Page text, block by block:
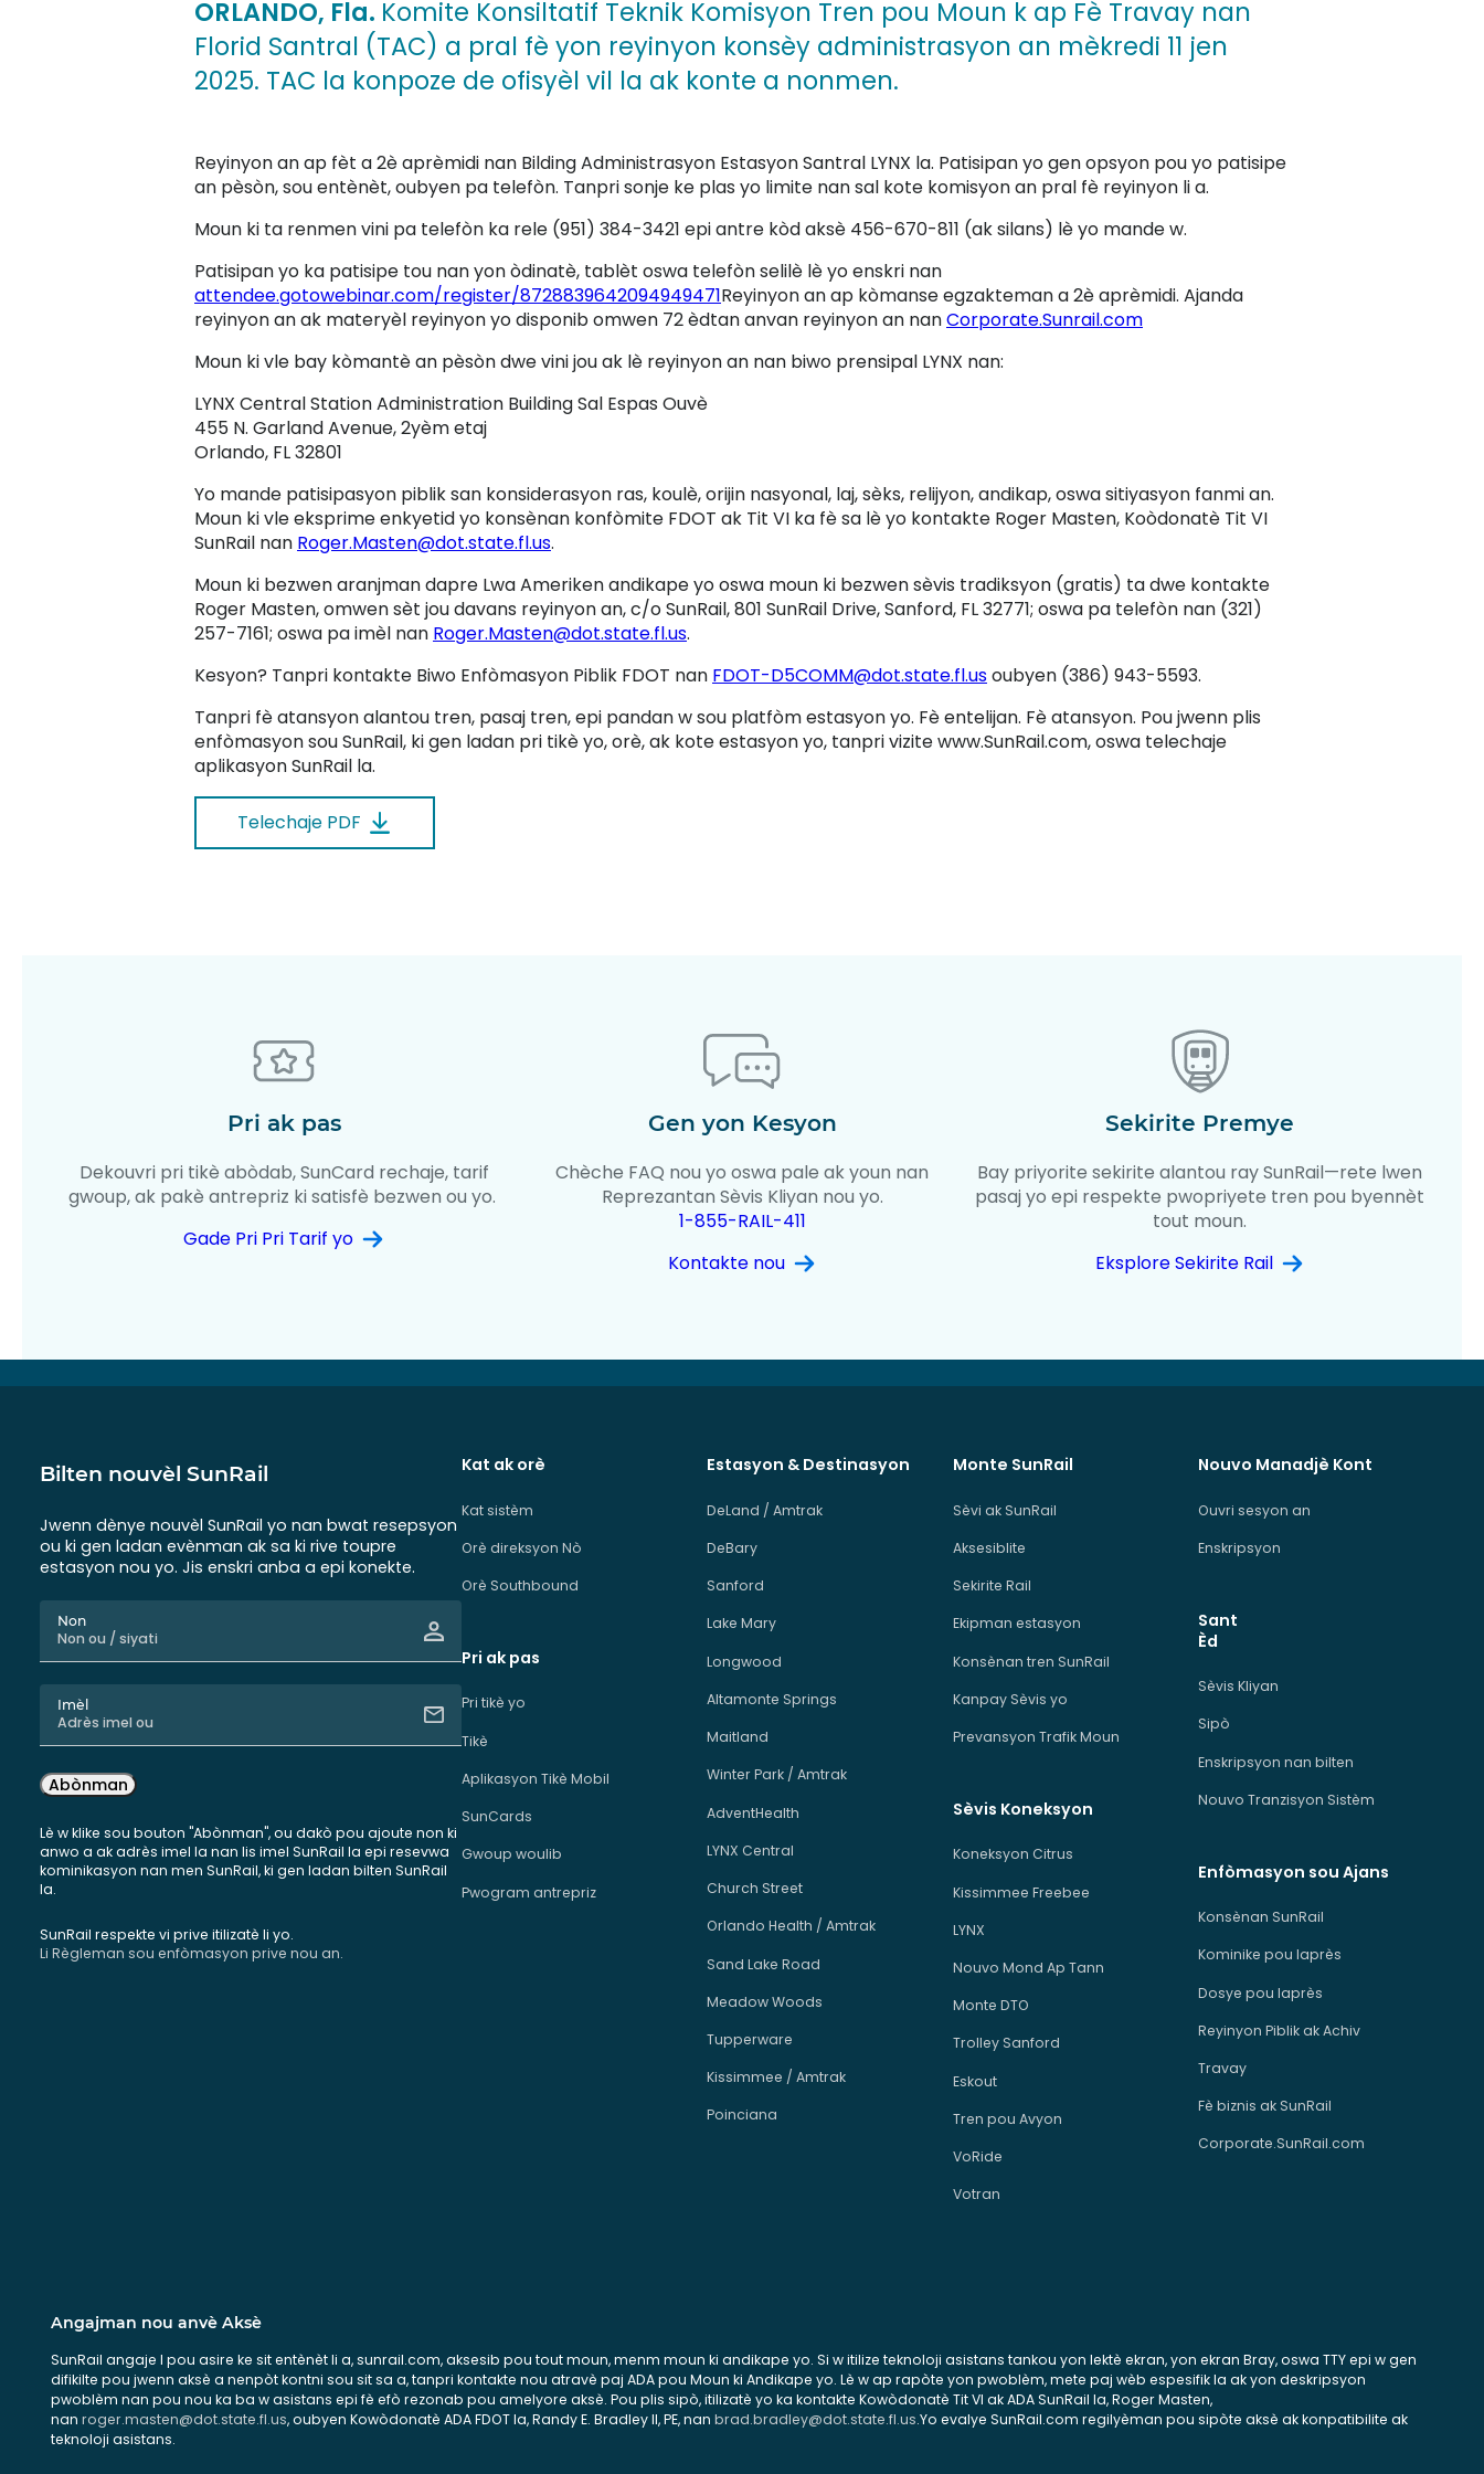
ORLANDO, Fla. Komite Konsiltatif Teknik Komisyon Tren pou Moun k ap Fè Travay nan
Florid Santral (TAC) a pral fè yon reyinyon konsèy administrasyon an mèkredi 11 jen
2025. TAC la konpoze de ofisyèl vil la ak konte a nonmen.
Reyinyon an ap fèt a 2è aprèmidi nan Bilding Administrasyon Estasyon Santral LYNX la. Patisipan yo gen opsyon pou yo patisipe
an pèsòn, sou entènèt, oubyen pa telefòn. Tanpri sonje ke plas yo limite nan sal kote komisyon an pral fè reyinyon li a.
Moun ki ta renmen vini pa telefòn ka rele (951) 384-3421 epi antre kòd aksè 456-670-811 (ak silans) lè yo mande w.
Patisipan yo ka patisipe tou nan yon òdinatè, tablèt oswa telefòn selilè lè yo enskri nan
attendee.gotowebinar.com/register/8728839642094949471Reyinyon an ap kòmanse egzakteman a 2è aprèmidi. Ajanda
reyinyon an ak materyèl reyinyon yo disponib omwen 72 èdtan anvan reyinyon an nanCorporate.Sunrail.com
Moun ki vle bay kòmantè an pèsòn dwe vini jou ak lè reyinyon an nan biwo prensipal LYNX nan:
LYNX Central Station Administration Building Sal Espas Ouvè
455 N. Garland Avenue, 2yèm etaj
Orlando, FL 32801
Yo mande patisipasyon piblik san konsiderasyon ras, koulè, orijin nasyonal, laj, sèks, relijyon, andikap, oswa sitiyasyon fanmi an.
Moun ki vle eksprime enkyetid yo konsènan konfòmite FDOT ak Tit VI ka fè sa lè yo kontakte Roger Masten, Koòdonatè Tit VI
SunRail nan Roger.Masten@dot.state.fl.us.
Moun ki bezwen aranjman dapre Lwa Ameriken andikape yo oswa moun ki bezwen sèvis tradiksyon (gratis) ta dwe kontakte
Roger Masten, omwen sèt jou davans reyinyon an, c/o SunRail, 801 SunRail Drive, Sanford, FL 32771; oswa pa telefòn nan (321)
257-7161; oswa pa imèl nan Roger.Masten@dot.state.fl.us.
Kesyon? Tanpri kontakte Biwo Enfòmasyon Piblik FDOT nan FDOT-D5COMM@dot.state.fl.usoubyen (386) 943-5593.
Tanpri fè atansyon alantou tren, pasaj tren, epi pandan w sou platfòm estasyon yo. Fè entelijan. Fè atansyon. Pou jwenn plis
enfòmasyon sou SunRail, ki gen ladan pri tikè yo, orè, ak kote estasyon yo, tanpri vizite www.SunRail.com, oswa telechaje
aplikasyon SunRail la.
Telechaje PDF
Pri ak pas
Dekouvri pri tikè abòdab, SunCard rechaje, tarif
gwoup, ak pakè antrepriz ki satisfè bezwen ou yo.
Gade Pri Pri Tarif yo
Gen yon Kesyon
Chèche FAQ nou yo oswa pale ak youn nan
Reprezantan Sèvis Kliyan nou yo.
1-855-RAIL-411
Kontakte nou
Sekirite Premye
Bay priyorite sekirite alantou ray SunRail—rete lwen
pasaj yo epi respekte pwopriyete tren pou byennèt
tout moun.
Eksplore Sekirite Rail
Bilten nouvèl SunRail
Jwenn dènye nouvèl SunRail yo nan bwat resepsyon
ou ki gen ladan evènman ak sa ki rive toupre
estasyon nou yo. Jis enskri anba a epi konekte.
Non
Imèl
Abònman
Lè w klike sou bouton "Abònman", ou dakò pou ajoute non ki
anwo a ak adrès imel la nan lis imel SunRail la epi resevwa
kominikasyon nan men SunRail, ki gen ladan bilten SunRail
la.
SunRail respekte vi prive itilizatè li yo.
Li Règleman sou enfòmasyon prive nou an.
Kat ak orè
Kat sistèm
Orè direksyon Nò
Orè Southbound
Pri ak pas
Pri tikè yo
Tikè
Aplikasyon Tikè Mobil
SunCards
Gwoup woulib
Pwogram antrepriz
Estasyon & Destinasyon
DeLand / Amtrak
DeBary
Sanford
Lake Mary
Longwood
Altamonte Springs
Maitland
Winter Park / Amtrak
AdventHealth
LYNX Central
Church Street
Orlando Health / Amtrak
Sand Lake Road
Meadow Woods
Tupperware
Kissimmee / Amtrak
Poinciana
Monte SunRail
Sèvi ak SunRail
Aksesiblite
Sekirite Rail
Ekipman estasyon
Konsènan tren SunRail
Kanpay Sèvis yo
Prevansyon Trafik Moun
Sèvis Koneksyon
Koneksyon Citrus
Kissimmee Freebee
LYNX
Nouvo Mond Ap Tann
Monte DTO
Trolley Sanford
Eskout
Tren pou Avyon
VoRide
Votran
Nouvo Manadjè Kont
Ouvri sesyon an
Enskripsyon
Sant
Èd
Sèvis Kliyan
Sipò
Enskripsyon nan bilten
Nouvo Tranzisyon Sistèm
Enfòmasyon sou Ajans
Konsènan SunRail
Kominike pou laprès
Dosye pou laprès
Reyinyon Piblik ak Achiv
Travay
Fè biznis ak SunRail
Corporate.SunRail.com
Angajman nou anvè Aksè
SunRail angaje l pou asire ke sit entènèt li a, sunrail.com, aksesib pou tout moun, menm moun ki andikape yo. Si w itilize teknoloji asistans tankou yon lektè ekran, yon ekran Bray, oswa TTY epi w gen
difikilte pou jwenn aksè a nenpòt kontni sou sit sa a, tanpri kontakte nou atravè paj ADA pou Moun ki Andikape yo. Lè w ap rapòte yon pwoblèm, mete paj wèb espesifik la ak yon deskripsyon
pwoblèm nan pou nou ka ba w asistans epi fè efò rezonab pou amelyore aksè. Pou plis sipò, itilizatè yo ka kontakte Kowòdonatè Tit VI ak ADA SunRail la, Roger Masten,
nan roger.masten@dot.state.fl.us, oubyen Kowòdonatè ADA FDOT la, Randy E. Bradley II, PE, nan brad.bradley@dot.state.fl.us.Yo evalye SunRail.com regilyèman pou sipòte aksè ak konpatibilite ak
teknoloji asistans.